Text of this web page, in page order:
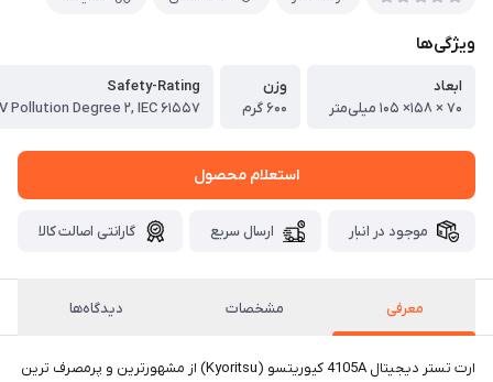
ویژگی‌ها
ابعاد
۷۰ × ۱۵۸× ۱۰۵ میلی‌متر
وزن
۶۰۰ گرم
Safety-Rating
استعلام محصول
موجود در انبار ارسال سریع گارانتی اصالت کالا
معرفی مشخصات دیدگاه‌ها
ارت تستر دیجیتال 4105A کیوریتسو (Kyoritsu) از مشهورترین و پرمصرف ترین